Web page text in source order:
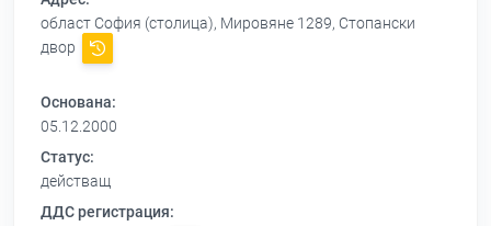
област София (столица), Мировяне 1289, Стопански
двор
Основана:
05.12.2000
Статус:
действащ
ДДС регистрация: